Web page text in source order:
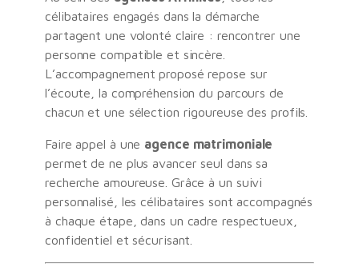
célibataires engagés dans la démarche
partagent une volonté claire : rencontrer une
personne compatible et sincère.
L’accompagnement proposé repose sur
l’écoute, la compréhension du parcours de
chacun et une sélection rigoureuse des profils.
Faire appel à une agence matrimoniale
permet de ne plus avancer seul dans sa
recherche amoureuse. Grâce à un suivi
personnalisé, les célibataires sont accompagnés
à chaque étape, dans un cadre respectueux,
confidentiel et sécurisant.